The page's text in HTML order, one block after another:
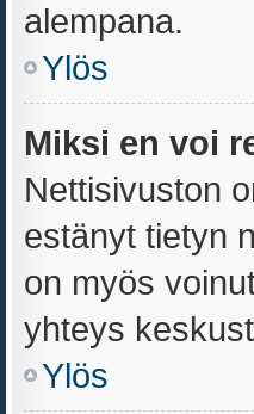
alempana.
Ylös
Miksi en voi
Nettisivuston
estänyt tietyn
on myös
yhteys
Ylös